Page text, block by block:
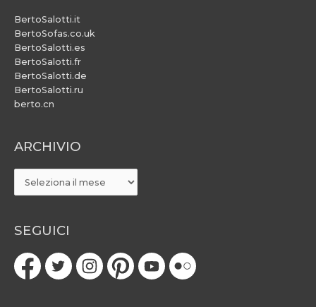
BertoSalotti.it
BertoSofas.co.uk
BertoSalotti.es
BertoSalotti.fr
BertoSalotti.de
BertoSalotti.ru
berto.cn
ARCHIVIO
ARCHIVIO
SEGUICI